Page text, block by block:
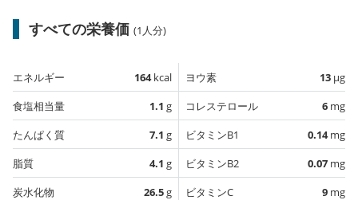
すべての栄養価 (1人分)
エネルギー 164kcal
食塩相当量
1.1 g
たんぱく質
7.1 g
脂質
4.1 g
炭水化物
26.5g
ヨウ素 13 µg
コレステロール
6 mg
ビタミンB1
0.14mg
ビタミンB2
0.07 mg
ビタミンC
9 mg